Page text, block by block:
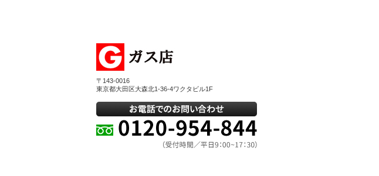
〒143-0016
東京都大田区大森北1-36-4ワクタビル1F